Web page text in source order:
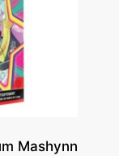
Mashynn